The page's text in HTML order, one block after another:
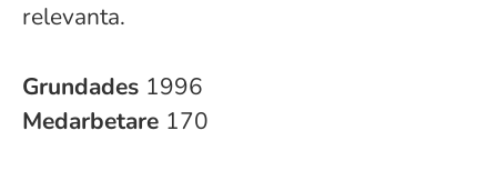
relevanta.
Grundades 1996
Medarbetare 170